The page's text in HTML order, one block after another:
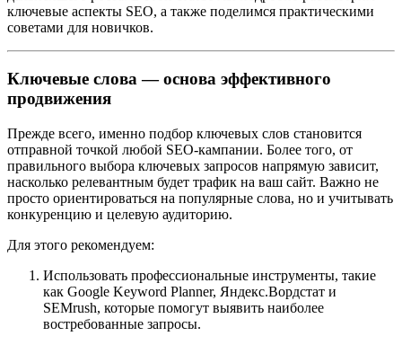
ключевые аспекты SEO, а также поделимся практическими
советами для новичков.
Ключевые слова — основа эффективного
продвижения
Прежде всего, именно подбор ключевых слов становится
отправной точкой любой SEO-кампании. Более того, от
правильного выбора ключевых запросов напрямую зависит,
насколько релевантным будет трафик на ваш сайт. Важно не
просто ориентироваться на популярные слова, но и учитывать
конкуренцию и целевую аудиторию.
Для этого рекомендуем:
Использовать профессиональные инструменты, такие
как Google Keyword Planner, Яндекс.Вордстат и
SEMrush, которые помогут выявить наиболее
востребованные запросы.